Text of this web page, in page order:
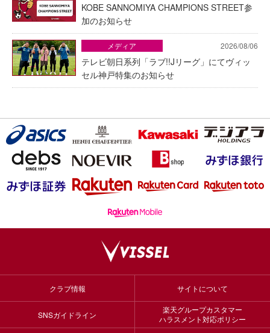
KOBE SANNOMIYA CHAMPIONS STREET参
加のお知らせ
2026/08/06
テレビ朝日系列「ラブ!!Jリーグ」にてヴィッ
セル神戸特集のお知らせ
メディア
クラブ情報 サイトについて
SNSガイドライン
楽天グループカスタマー
ハラスメント対応ポリシー